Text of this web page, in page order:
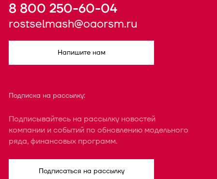
8 800 250-60-04
rostselmash@oaorsm.ru
Напишите нам
Подписка на рассылку:
Подписывайтесь на рассылку новостей
компании и событий по обновлению модельного
ряда, финансовых программ.
Подписаться на рассылку